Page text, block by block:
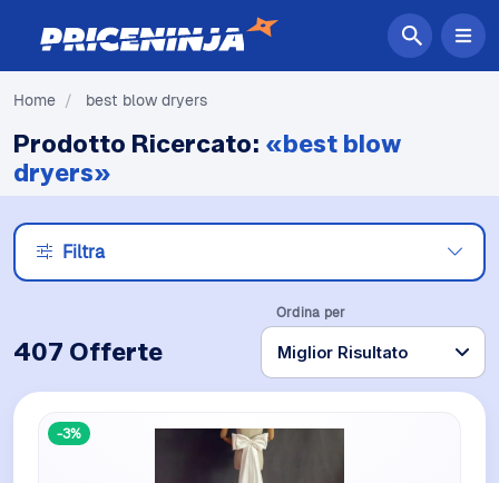
Home / best blow dryers
Prodotto Ricercato: «best blow
dryers»
Filtra
407 Offerte
Ordina per
-3%